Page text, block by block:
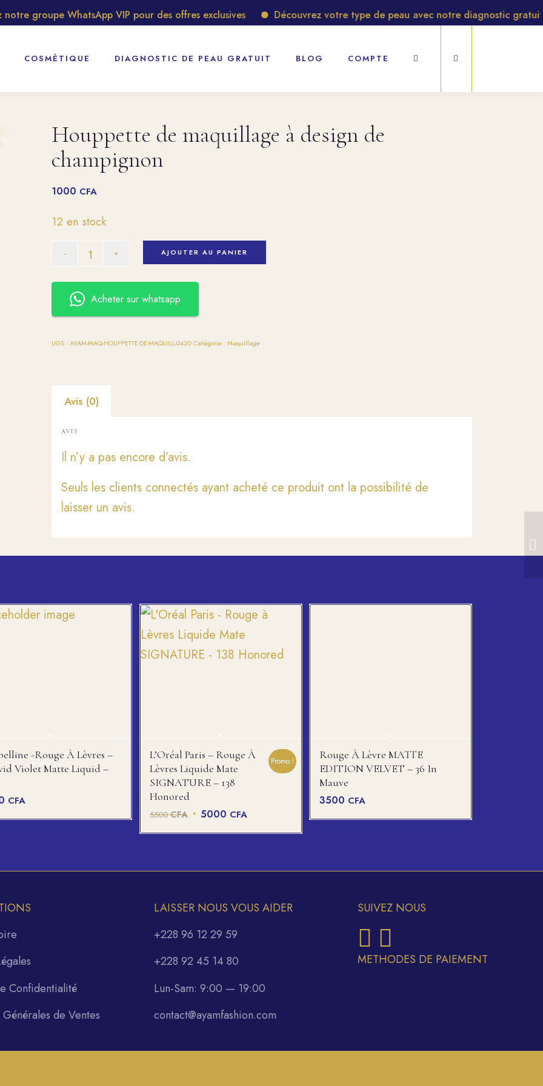
groupe WhatsApp VIP pour des offres exclusives Découvrez votre type de peau avec notre diagnostic gratuit
COSMÉTIQUE DIAGNOSTIC DE PEAU GRATUIT BLOG COMPTE
Houppette de maquillage à design de
champignon
1000 CFA
12 en stock
AJOUTER AU PANIER
Acheter sur whatsapp
UGS :AYAM-MAQ-HOUPPETTE-DE-MAQUILL-0420 Catégorie :Maquillage
Avis (0)
AVIS
Il n’y a pas encore d’avis.
Seuls les clients connectés ayant acheté ce produit ont la possibilité de
laisser un avis.
-rouge À Lèvres –
Violet Matte Liquid –
CFA
L’Oréal Paris – Rouge À
Lèvres Liquide Mate
SIGNATURE – 138
Honored
5500CFA Le
5500 CFA.
5000 CFA
5000 CFA.
Promo !
Rouge À Lèvre MATTE
EDITION VELVET – 36 In
Mauve
3500 CFA
Confidentialité
de Ventes
LAISSER NOUS VOUS AIDER
+228 96 12 29 59
+228 92 45 14 80
Lun-Sam: 9:00 — 19:00
contact@ayamfashion.com
SUIVEZ NOUS
METHODES DE PAIEMENT